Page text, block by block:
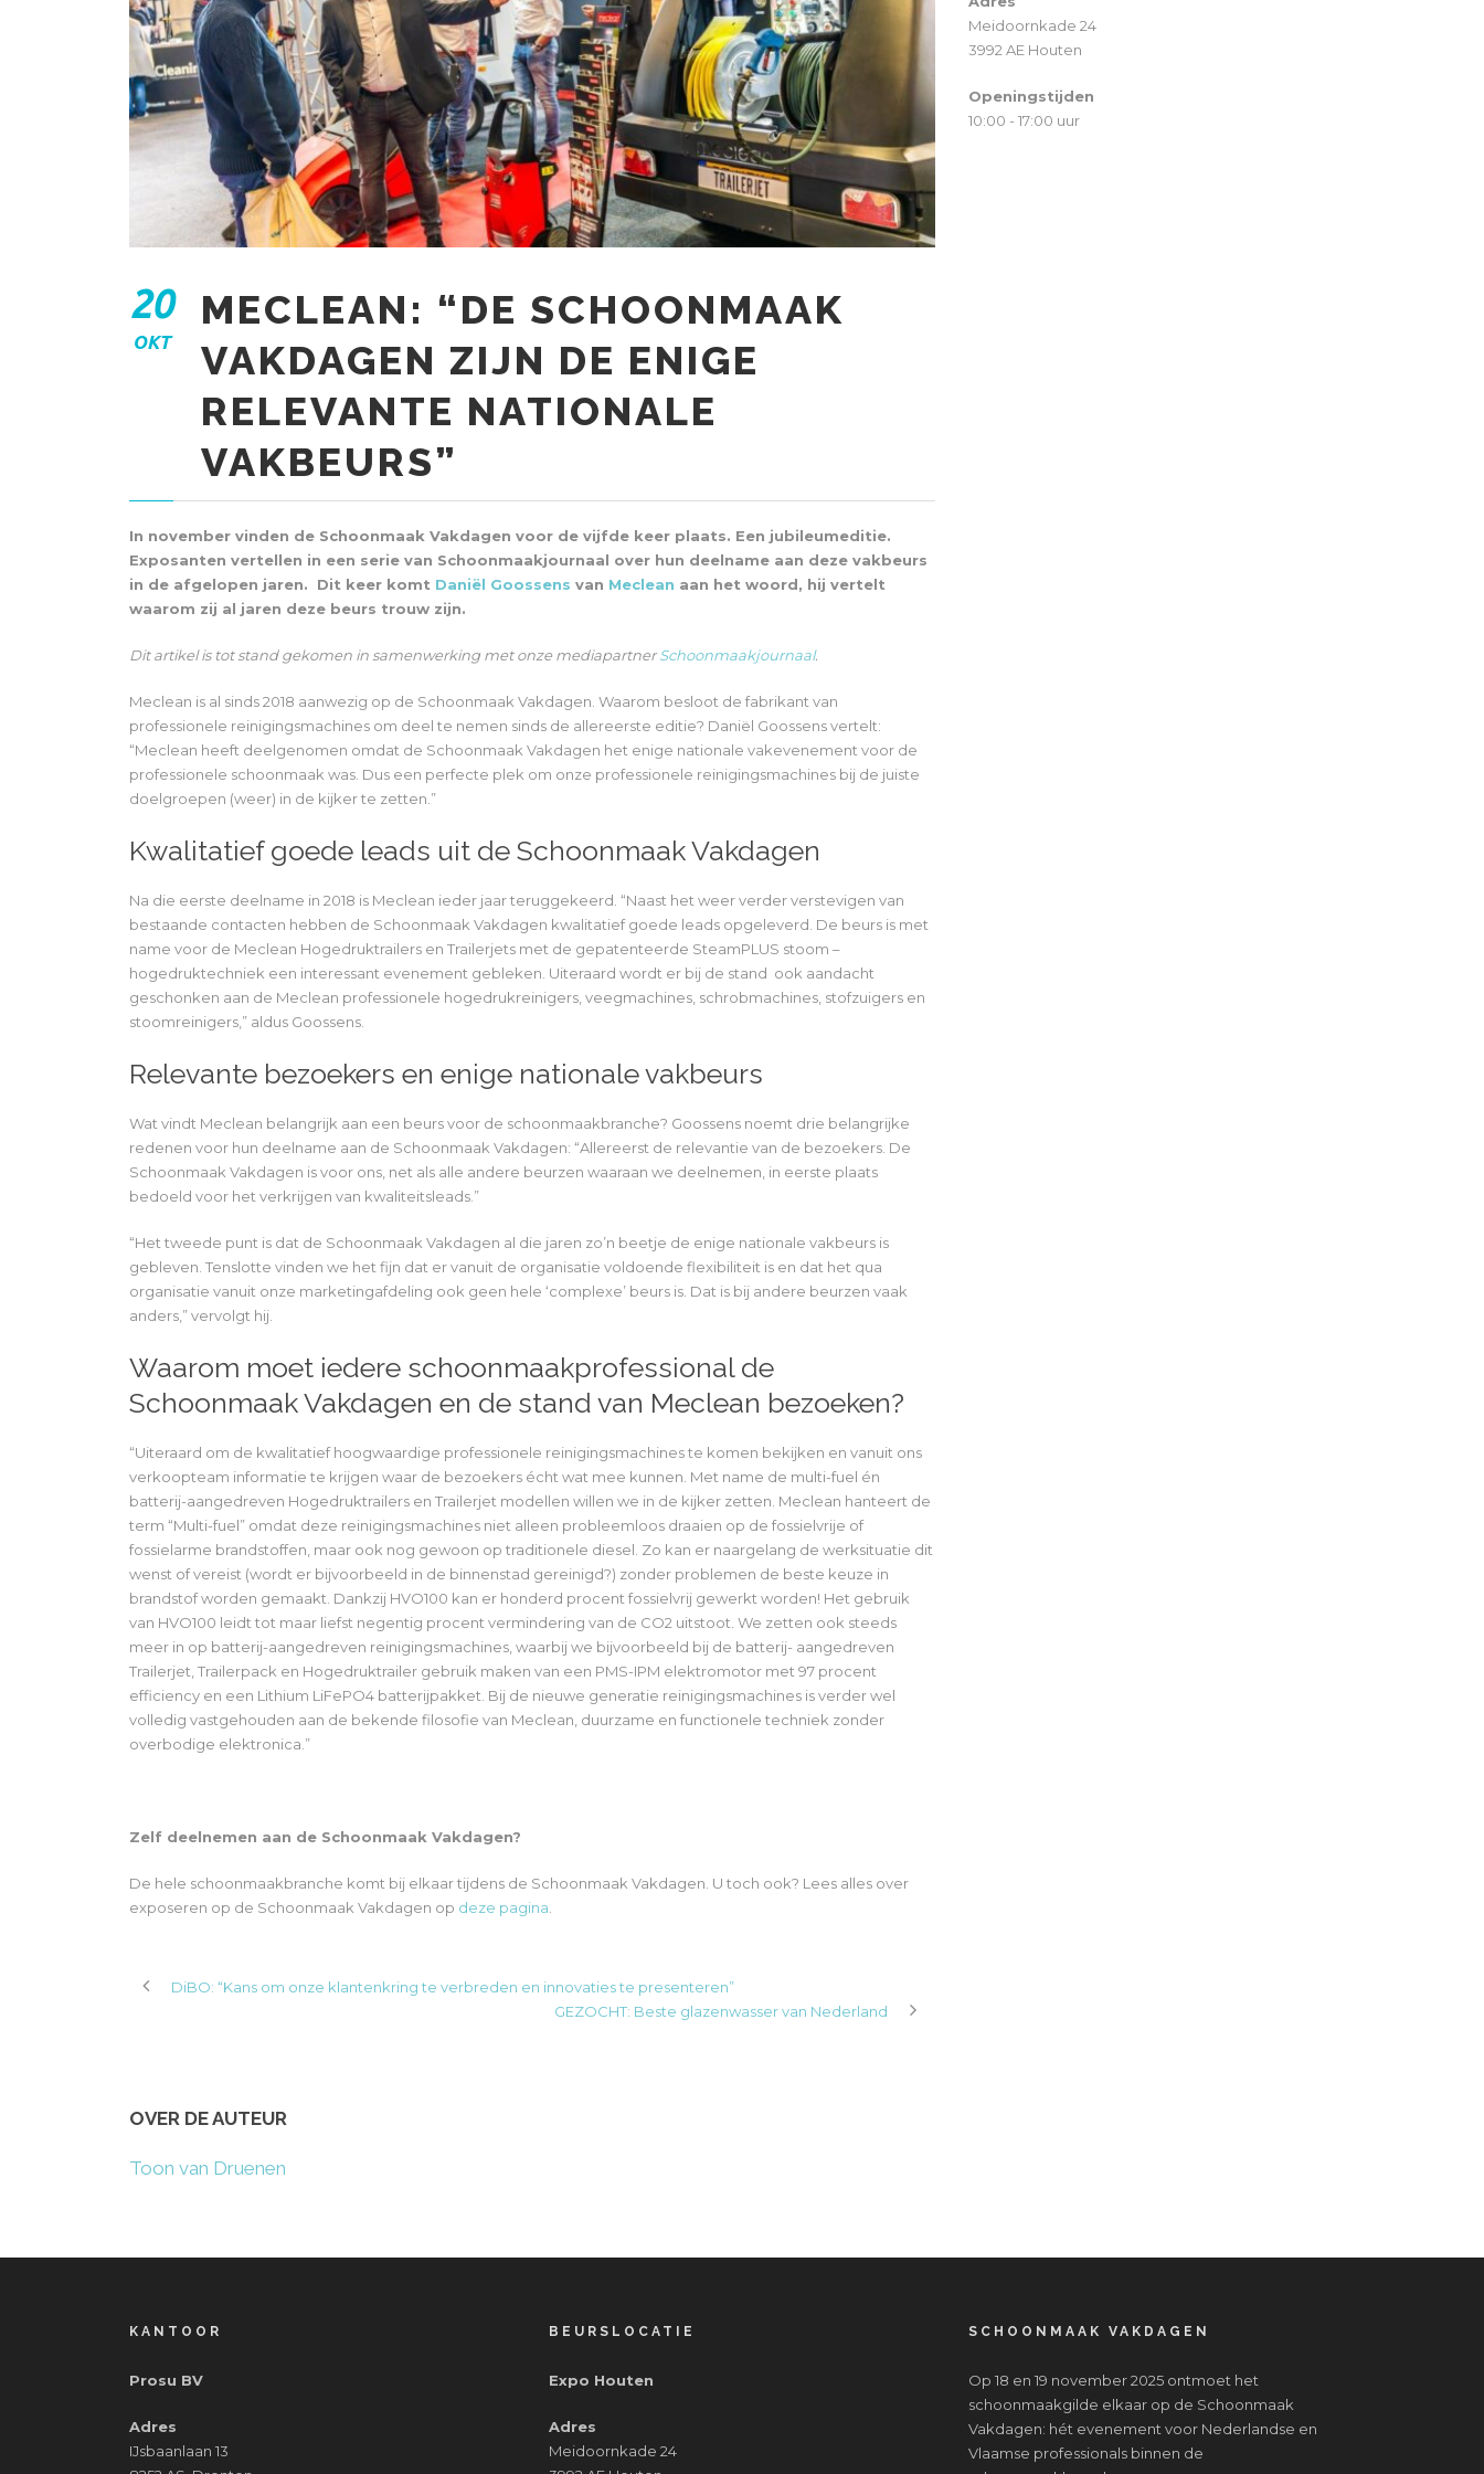
20
OKT
MECLEAN: “DE SCHOONMAAK
VAKDAGEN ZIJN DE ENIGE
RELEVANTE NATIONALE
VAKBEURS”
In november vinden de Schoonmaak Vakdagen voor de vijfde keer plaats. Een jubileumeditie.
Exposanten vertellen in een serie van Schoonmaakjournaal over hun deelname aan deze vakbeurs
in de afgelopen jaren. Dit keer komt Daniël Goossens van Meclean aan het woord, hij vertelt
waarom zij al jaren deze beurs trouw zijn.
Dit artikel is tot stand gekomen in samenwerking met onze mediapartnerSchoonmaakjournaal.
Meclean is al sinds 2018 aanwezig op de Schoonmaak Vakdagen. Waarom besloot de fabrikant van
professionele reinigingsmachines om deel te nemen sinds de allereerste editie? Daniël Goossens vertelt:
“Meclean heeft deelgenomen omdat de Schoonmaak Vakdagen het enige nationale vakevenement voor de
professionele schoonmaak was. Dus een perfecte plek om onze professionele reinigingsmachines bij de juiste
doelgroepen (weer) in de kijker te zetten.”
Kwalitatief goede leads uit de Schoonmaak Vakdagen
Na die eerste deelname in 2018 is Meclean ieder jaar teruggekeerd. “Naast het weer verder verstevigen van
bestaande contacten hebben de Schoonmaak Vakdagen kwalitatief goede leads opgeleverd. De beurs is met
name voor de Meclean Hogedruktrailers en Trailerjets met de gepatenteerde SteamPLUS stoom –
hogedruktechniek een interessant evenement gebleken. Uiteraard wordt er bij de stand ook aandacht
geschonken aan de Meclean professionele hogedrukreinigers, veegmachines, schrobmachines, stofzuigers en
stoomreinigers,” aldus Goossens.
Relevante bezoekers en enige nationale vakbeurs
Wat vindt Meclean belangrijk aan een beurs voor de schoonmaakbranche? Goossens noemt drie belangrijke
redenen voor hun deelname aan de Schoonmaak Vakdagen: “Allereerst de relevantie van de bezoekers. De
Schoonmaak Vakdagen is voor ons, net als alle andere beurzen waaraan we deelnemen, in eerste plaats
bedoeld voor het verkrijgen van kwaliteitsleads.”
“Het tweede punt is dat de Schoonmaak Vakdagen al die jaren zo’n beetje de enige nationale vakbeurs is
gebleven. Tenslotte vinden we het fijn dat er vanuit de organisatie voldoende flexibiliteit is en dat het qua
organisatie vanuit onze marketingafdeling ook geen hele ‘complexe’ beurs is. Dat is bij andere beurzen vaak
anders,” vervolgt hij.
Waarom moet iedere schoonmaakprofessional de
Schoonmaak Vakdagen en de stand van Meclean bezoeken?
“Uiteraard om de kwalitatief hoogwaardige professionele reinigingsmachines te komen bekijken en vanuit ons
verkoopteam informatie te krijgen waar de bezoekers écht wat mee kunnen. Met name de multi-fuel én
batterij-aangedreven Hogedruktrailers en Trailerjet modellen willen we in de kijker zetten. Meclean hanteert de
term “Multi-fuel” omdat deze reinigingsmachines niet alleen probleemloos draaien op de fossielvrije of
fossielarme brandstoffen, maar ook nog gewoon op traditionele diesel. Zo kan er naargelang de werksituatie dit
wenst of vereist (wordt er bijvoorbeeld in de binnenstad gereinigd?) zonder problemen de beste keuze in
brandstof worden gemaakt. Dankzij HVO100 kan er honderd procent fossielvrij gewerkt worden! Het gebruik
van HVO100 leidt tot maar liefst negentig procent vermindering van de CO2 uitstoot. We zetten ook steeds
meer in op batterij-aangedreven reinigingsmachines, waarbij we bijvoorbeeld bij de batterij- aangedreven
Trailerjet, Trailerpack en Hogedruktrailer gebruik maken van een PMS-IPM elektromotor met 97 procent
efficiency en een Lithium LiFePO4 batterijpakket. Bij de nieuwe generatie reinigingsmachines is verder wel
volledig vastgehouden aan de bekende filosofie van Meclean, duurzame en functionele techniek zonder
overbodige elektronica.”
Zelf deelnemen aan de Schoonmaak Vakdagen?
De hele schoonmaakbranche komt bij elkaar tijdens de Schoonmaak Vakdagen. U toch ook? Lees alles over
exposeren op de Schoonmaak Vakdagen op deze pagina
DiBO: “Kans om onze klantenkring te verbreden en innovaties te presenteren”
GEZOCHT: Beste glazenwasser van Nederland
OVER DE AUTEUR
Toon van Druenen
Meidoornkade 24
3992 AE Houten
Openingstijden
10:00 - 17:00 uur
KANTOOR
Prosu BV
Adres
IJsbaanlaan 13
BEURSLOCATIE
Expo Houten
Adres
Meidoornkade 24
SCHOONMAAK VAKDAGEN
Op 18 en 19 november 2025 ontmoet het
schoonmaakgilde elkaar op de Schoonmaak
Vakdagen: hét evenement voor Nederlandse en
Vlaamse professionals binnen de